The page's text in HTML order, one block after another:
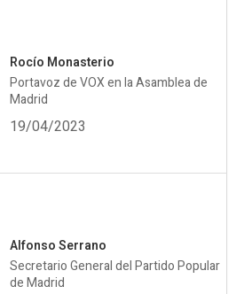
Rocío Monasterio
Portavoz de VOX en la Asamblea de
Madrid
19/04/2023
Alfonso Serrano
Secretario General del Partido Popular
de Madrid